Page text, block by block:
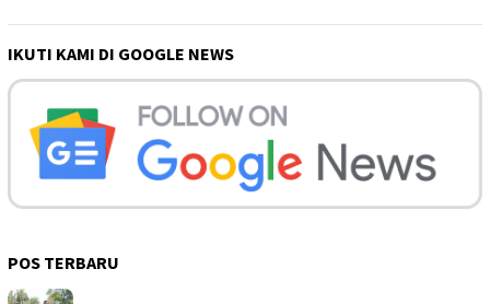
IKUTI KAMI DI GOOGLE NEWS
POS TERBARU